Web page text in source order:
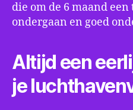
die om de 6 maand
ondergaan en goed
Altijd een
je